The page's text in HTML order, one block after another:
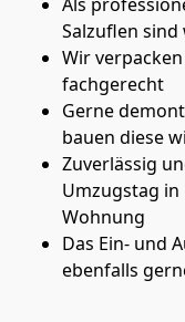
Salzuflen sind
Wir
fachgerecht
Gerne
bauen diese
Zuverlässig
Umzugstag in
Wohnung
Das Ein- und
ebenfalls